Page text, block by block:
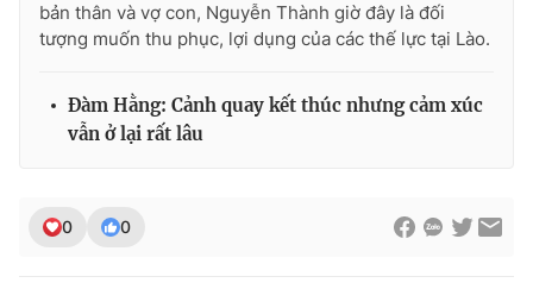
bản thân và vợ con, Nguyễn Thành giờ đây là đối
tượng muốn thu phục, lợi dụng của các thế lực tại Lào.
Đàm Hằng: Cảnh quay kết thúc nhưng cảm xúc
vẫn ở lại rất lâu
0 0